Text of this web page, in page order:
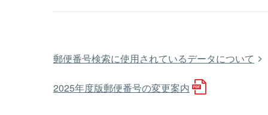
郵便番号検索に使用されているデータについて
2025年度版郵便番号の変更案内